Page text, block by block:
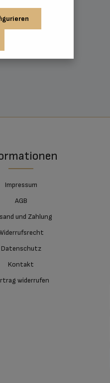
Impressum
AGB
und Zahlung
Datenschutz
Kontakt
widerrufen